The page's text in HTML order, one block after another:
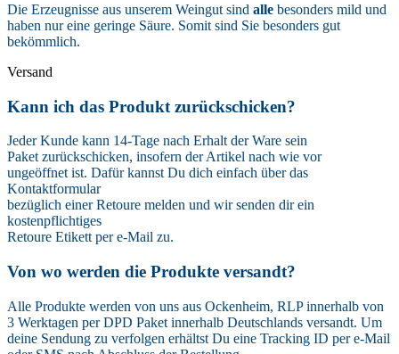
Die Erzeugnisse aus unserem Weingut sind alle besonders mild und
haben nur eine geringe Säure. Somit sind Sie besonders gut
bekömmlich.
Versand
Kann ich das Produkt zurückschicken?
Jeder Kunde kann 14-Tage nach Erhalt der Ware sein
Paket zurückschicken, insofern der Artikel nach wie vor
ungeöffnet ist. Dafür kannst Du dich einfach über das
Kontaktformular
bezüglich einer Retoure melden und wir senden dir ein
kostenpflichtiges
Retoure Etikett per e-Mail zu.
Von wo werden die Produkte versandt?
Alle Produkte werden von uns aus Ockenheim, RLP innerhalb von
3 Werktagen per DPD Paket innerhalb Deutschlands versandt. Um
deine Sendung zu verfolgen erhältst Du eine Tracking ID per e-Mail